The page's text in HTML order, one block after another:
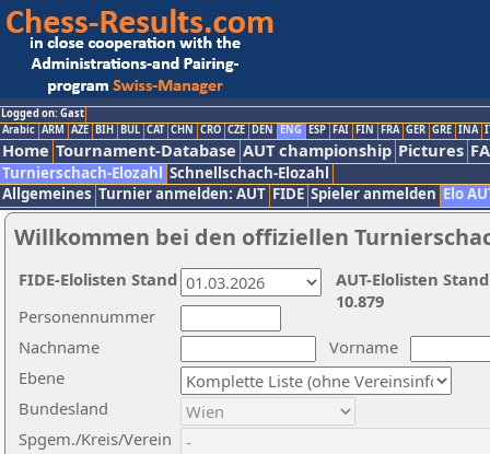
Logged on: Gast
Arabic ARM AZE BIH BUL CAT CHN CRO CZE DEN ENG ESP FAI FIN FRA GER GRE INA
Home Tournament-Database AUT championship Pictures
Turnierschach-Elozahl Schnellschach-Elozahl
Allgemeines Turnier anmelden: AUT FIDE Spieler anmelden Elo
Willkommen bei den offiziellen
Nachname
Vorname
Ebene
Personennummer
Bundesland
Spgem./Kreis/Verein
AUT-Elolisten
10.879
FIDE-Elolisten Stand